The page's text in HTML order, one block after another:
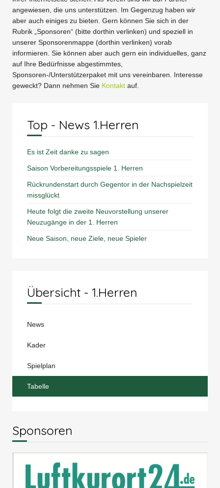
angewiesen, die uns unterstützen. Im Gegenzug haben wir
aber auch einiges zu bieten. Gern können Sie sich in der
Rubrik „Sponsoren“ (bitte dorthin verlinken) und speziell in
unserer Sponsorenmappe (dorthin verlinken) vorab
informieren. Sie können aber auch gern ein individuelles, ganz
auf Ihre Bedürfnisse abgestimmtes,
Sponsoren-/Unterstützerpaket mit uns vereinbaren. Interesse
geweckt? Dann nehmen Sie Kontakt auf.
Top - News 1.Herren
Es ist Zeit danke zu sagen
Saison Vorbereitungsspiele 1. Herren
Rückrundenstart durch Gegentor in der Nachspielzeit
missglückt
Heute folgt die zweite Neuvorstellung unserer
Neuzugänge in der 1. Herren
Neue Saison, neue Ziele, neue Spieler
Übersicht - 1.Herren
News
Kader
Spielplan
Tabelle
Sponsoren